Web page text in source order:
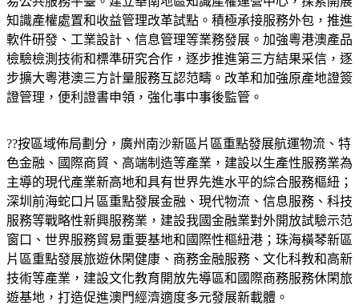
知識產權處置和收益管理改革試點。積極承接服務外包，推進
軟件研發、工業設計、信息管理等業務發展。加強粵港澳產品
檢驗檢測技術和標準研究合作，逐步推進第三方結果采信，逐
步擴大粵港澳三方計量服務互認范疇。改革和加強原產地證簽
證管理，便利證書申領，強化事中事後監管。
??按區域佈局劃分，廣州南沙新區片區重點發展航運物流、特
色金融、國際商貿、高端制造等產業，建設以生產性服務業為
主導的現代產業新高地和具有世界先進水平的綜合服務樞紐；
深圳前海蛇口片區重點發展金融、現代物流、信息服務、科技
服務等戰略性新興服務業，建設我國金融業對外開放試驗示范
窗口、世界服務貿易重要基地和國際性樞紐港；珠海橫琴新區
片區重點發展旅遊休閑健康、商務金融服務、文化科教和高新
技術等產業，建設文化教育開放先導區和國際商務服務休閑旅
遊基地，打造促進澳門經濟適度多元發展新載體。